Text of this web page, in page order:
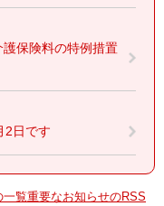
保険料の特例措置
2日です
一覧重要なお知らせのRSS